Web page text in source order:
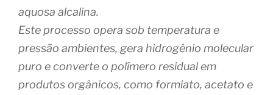
aquosa alcalina.
Este processo opera sob temperatura e
pressão ambientes, gera hidrogênio molecular
puro e converte o polímero residual em
produtos orgânicos, como formiato, acetato e